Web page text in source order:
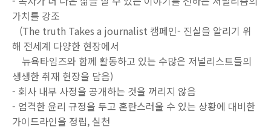
가치를 강조
(The truth Takes a journalist 캠페인- 진실을 알리기 위
해 전세계 다양한 현장에서
뉴욕타임즈와 함께 활동하고 있는 수많은 저널리스트들의
생생한 취재 현장을 담음)
- 회사 내부 사정을 공개하는 것을 꺼리지 않음
- 엄격한 윤리 규정을 두고 혼란스러울 수 있는 상황에 대비한
가이드라인을 정립,실천